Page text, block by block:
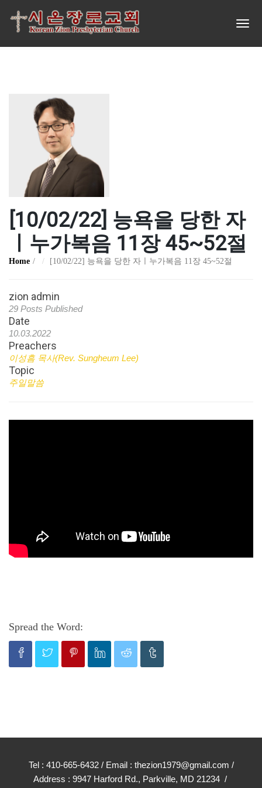
[10/02/22] 능욕을 당한 자
ㅣ누가복음 11장 45~52절
Home [10/02/22] 능욕을 당한 자ㅣ누가복음 11장 45~52절
zion admin
29 Posts Published
Date
10.03.2022
Preachers
이성흠 목사(Rev. Sungheum Lee)
Topic
주일말씀
Spread the Word:
Tel : 410-665-6432 / Email : thezion1979@gmail.com /
Address : 9947 Harford Rd., Parkville, MD 21234 /